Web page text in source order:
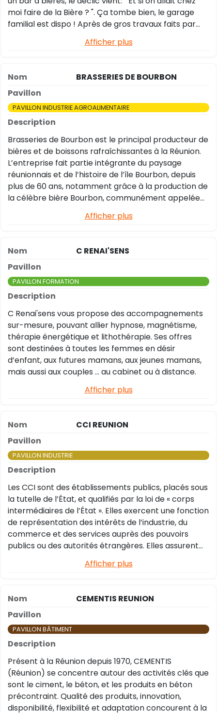
moi faire de la Bière ? ". Ça tombe bien, le garage
familial est dispo ! Après de gros travaux faits par
sommes le 9 Août 2018. Perchés sur les hauteurs de
bière artisanale du nord de l'île. Thibaut gère la
partie brassicole et technique, Joris s'occupe de la
commercialisation et Jonathan contrôle l'aspect
financier. En quelques mois la bière se retrouve aux
quatre coins de l'île : De Hellbourg à Saint-Joseph en
passant par Mafate, l'Ouest et Saint-Pierre.
Afficher plus
BRASSERIES DE BOURBON
PAVILLON INDUSTRIE AGROALIMENTAIRE
Brasseries de Bourbon est le principal producteur de
bières et de boissons rafraîchissantes à la Réunion.
L’entreprise fait partie intégrante du paysage
réunionnais et de l’histoire de l’île Bourbon, depuis
plus de 60 ans, notamment grâce à la production de
la célèbre bière Bourbon, communément appelée
mettre en œuvre sa raison d’être : brasser la joie
Afficher plus
C RENAI'SENS
PAVILLON FORMATION
C Renai'sens vous propose des accompagnements
sur-mesure, pouvant allier hypnose, magnétisme,
thérapie énergétique et lithothérapie. Ses offres
sont destinées à toutes les femmes en désir
d’enfant, aux futures mamans, aux jeunes mamans,
mais aussi aux couples … au cabinet ou à distance.
Afficher plus
CCI REUNION
PAVILLON INDUSTRIE
Les CCI sont des établissements publics, placés sous
la tutelle de l’État, et qualifiés par la loi de « corps
intermédiaires de l’État ». Elles exercent une fonction
de représentation des intérêts de l’industrie, du
commerce et des services auprès des pouvoirs
publics ou des autorités étrangères. Elles assurent
contribuent au développement économique des
remplissent des missions de service public et
d’intérêt général.
Afficher plus
CEMENTIS REUNION
PAVILLON BÂTIMENT
Présent à la Réunion depuis 1970, CEMENTIS
(Réunion) se concentre autour des activités clés que
sont le ciment, le béton, et les produits en béton
précontraint. Qualité des produits, innovation,
disponibilité, flexibilité et adaptation concourent à la